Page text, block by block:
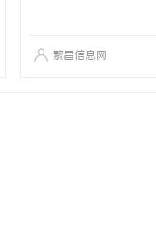
繁昌信息网